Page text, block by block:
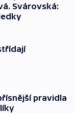
Svárovská:
pravidla